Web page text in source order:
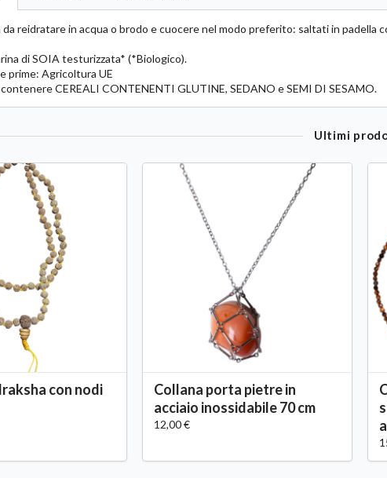
da reidratare in acqua o brodo e cuocere nel modo preferito: saltati in padella
di SOIA testurizzata* (*Biologico).
prime: Agricoltura UE
CEREALI CONTENENTI GLUTINE, SEDANO e SEMI DI SESAMO.
Ultimi
con nodi
Collana porta pietre in
acciaio inossidabile 70 cm
12,00 €